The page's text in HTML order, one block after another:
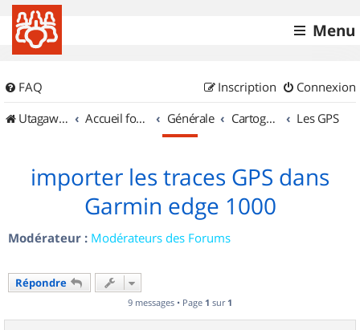
Menu
FAQ Connexion
Inscription
UtagawaVTT (Randos VTT et VTTAE avec traces GPS)
Accueil forum Générale Cartographie et GPS Les GPS
importer les traces GPS dans
Garmin edge 1000
Modérateur : Modérateurs des Forums
Répondre
9 messages • Page 1 sur 1